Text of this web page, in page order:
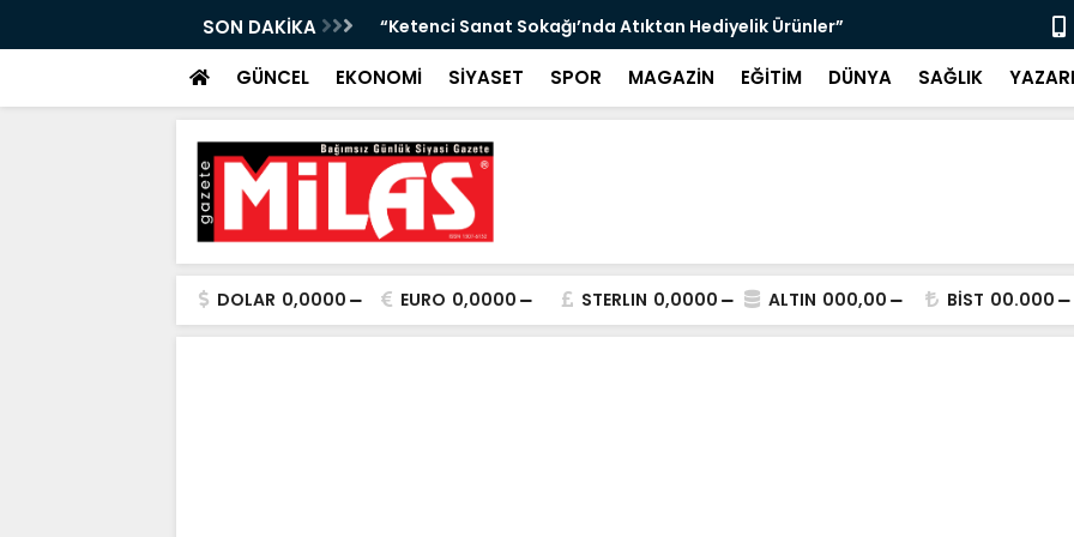
SON DAKİKA
Atıktan Hediyelik Ürünler” “Yaya Güvenliği İçin Zabıta Denetimleri Devam Ediyor” "Bir
GÜNCEL EKONOMİ SİYASET SPOR MAGAZİN EĞİTİM DÜNYA SAĞLIK
DOLAR 0,0000 EURO 0,0000 STERLIN 0,0000 ALTIN 000,00 BİST 00.000